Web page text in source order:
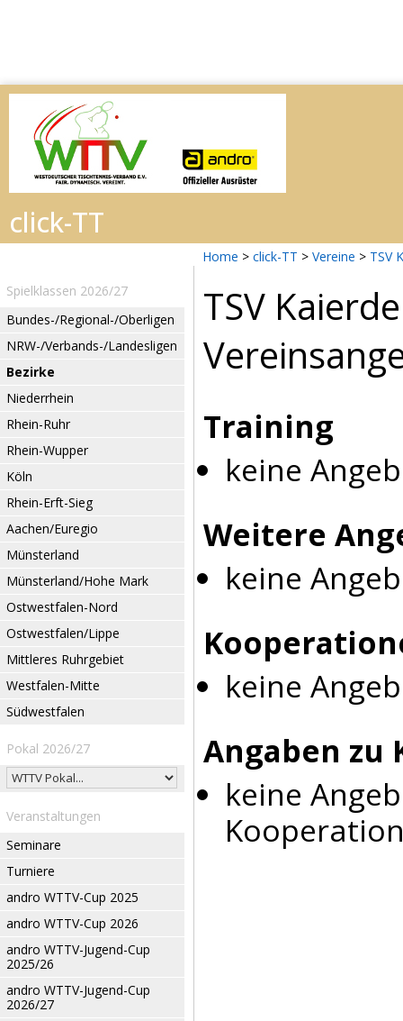
Home > click-TT > Vereine > TSV
Spielklassen 2026/27
Bundes-/Regional-/Oberligen
NRW-/Verbands-/Landesligen
Bezirke
Niederrhein
Rhein-Ruhr
Rhein-Wupper
Köln
Rhein-Erft-Sieg
Aachen/Euregio
Münsterland
Münsterland/Hohe Mark
Ostwestfalen-Nord
Ostwestfalen/Lippe
Mittleres Ruhrgebiet
Westfalen-Mitte
Südwestfalen
Pokal 2026/27
Veranstaltungen
Seminare
Turniere
andro WTTV-Cup 2025
andro WTTV-Cup 2026
andro WTTV-Jugend-Cup
2025/26
andro WTTV-Jugend-Cup
2026/27
TSV Kaierde
Training
keine
Weitere
keine
keine
Angaben
keine